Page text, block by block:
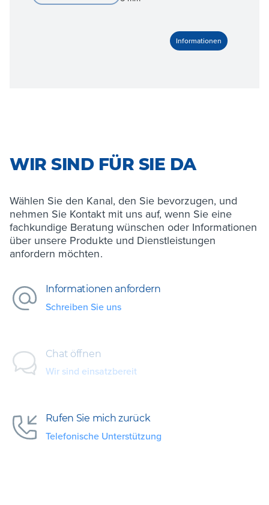
WIR SIND FÜR SIE DA
Wählen Sie den Kanal, den Sie bevorzugen, und
nehmen Sie Kontakt mit uns auf, wenn Sie eine
fachkundige Beratung wünschen oder Informationen
über unsere Produkte und Dienstleistungen
anfordern möchten.
Informationen anfordern
Schreiben Sie uns
Chat öffnen
Wir sind einsatzbereit
Rufen Sie mich zurück
Telefonische Unterstützung